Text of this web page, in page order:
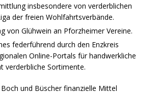
insbesondere von verderblichen
der freien Wohlfahrtsverbände.
von Glühwein an Pforzheimer Vereine.
federführend durch den Enzkreis
Online-Portals für handwerkliche
verderbliche Sortimente.
und Büscher finanzielle Mittel